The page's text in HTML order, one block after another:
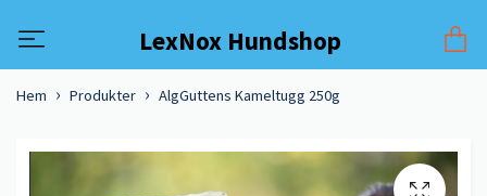
LexNox Hundshop
Hem Produkter AlgGuttens Kameltugg 250g